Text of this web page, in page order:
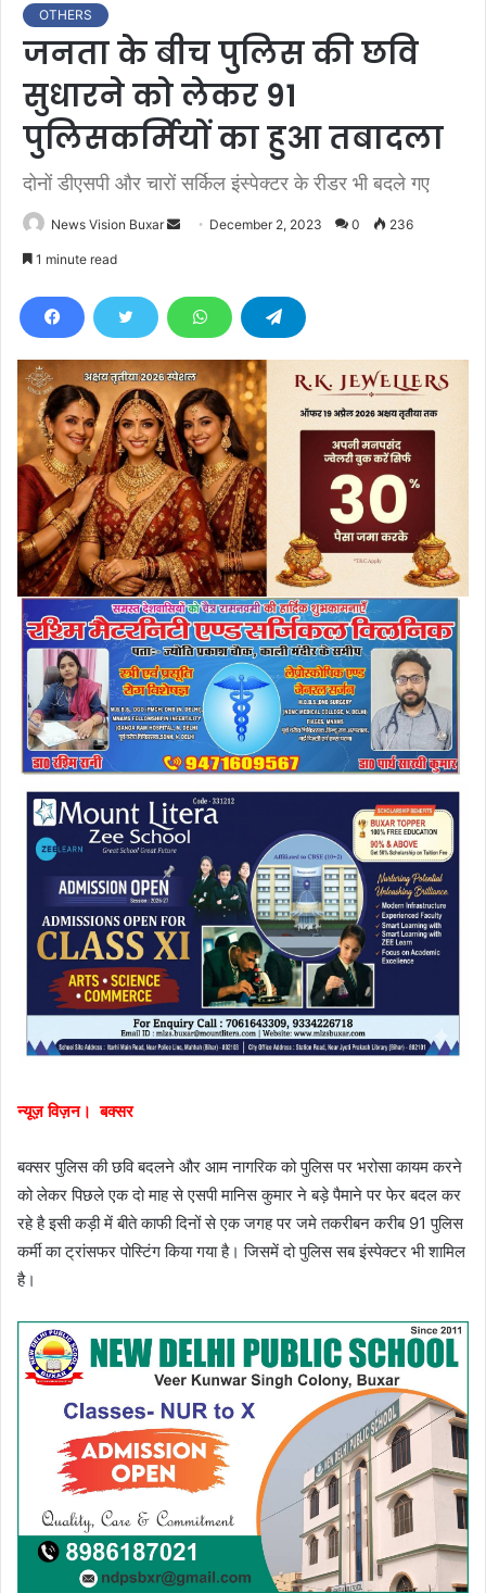
OTHERS
जनता के बीच पुलिस की छवि
सुधारने को लेकर 91
पुलिसकर्मियों का हुआ तबादला
दोनों डीएसपी और चारों सर्किल इंस्पेक्टर के रीडर भी बदले गए
News Vision Buxar
d
e
m
a
i
l
December 2, 2023 0 236
1 minute read
न्यूज़ विज़न। बक्सर
बक्सर पुलिस की छवि बदलने और आम नागरिक को पुलिस पर भरोसा कायम करने
को लेकर पिछले एक दो माह से एसपी मानिस कुमार ने बड़े पैमाने पर फेर बदल कर
रहे है इसी कड़ी में बीते काफी दिनों से एक जगह पर जमे तकरीबन करीब 91 पुलिस
कर्मी का ट्रांसफर पोस्टिंग किया गया है। जिसमें दो पुलिस सब इंस्पेक्टर भी शामिल
है।